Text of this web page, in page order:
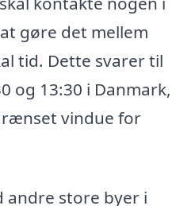
gøre det mellem
tid. Dette svarer til
og 13:30 i Danmark,
vindue for
andre store byer i